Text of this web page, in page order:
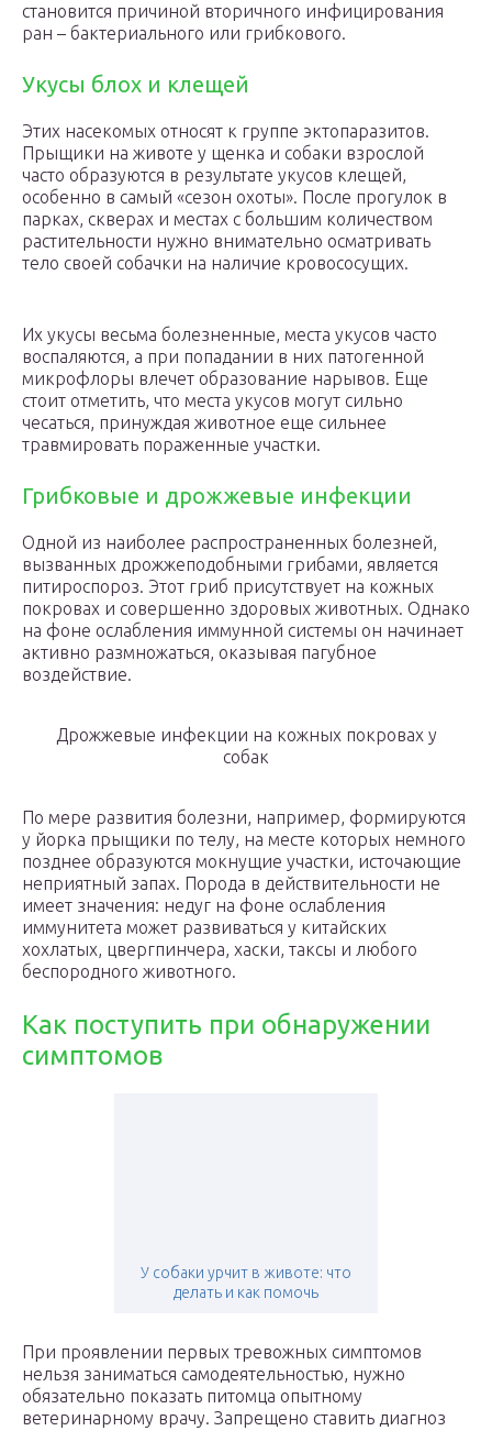
становится причиной вторичного инфицирования
ран – бактериального или грибкового.
Укусы блох и клещей
Этих насекомых относят к группе эктопаразитов.
Прыщики на животе у щенка и собаки взрослой
часто образуются в результате укусов клещей,
особенно в самый «сезон охоты». После прогулок в
парках, скверах и местах с большим количеством
растительности нужно внимательно осматривать
тело своей собачки на наличие кровососущих.
Их укусы весьма болезненные, места укусов часто
воспаляются, а при попадании в них патогенной
микрофлоры влечет образование нарывов. Еще
стоит отметить, что места укусов могут сильно
чесаться, принуждая животное еще сильнее
травмировать пораженные участки.
Грибковые и дрожжевые инфекции
Одной из наиболее распространенных болезней,
вызванных дрожжеподобными грибами, является
питироспороз. Этот гриб присутствует на кожных
покровах и совершенно здоровых животных. Однако
на фоне ослабления иммунной системы он начинает
активно размножаться, оказывая пагубное
воздействие.
Дрожжевые инфекции на кожных покровах у
собак
По мере развития болезни, например, формируются
у йорка прыщики по телу, на месте которых немного
позднее образуются мокнущие участки, источающие
неприятный запах. Порода в действительности не
имеет значения: недуг на фоне ослабления
иммунитета может развиваться у китайских
хохлатых, цвергпинчера, хаски, таксы и любого
беспородного животного.
Как поступить при обнаружении
симптомов
У собаки урчит в животе: что
делать и как помочь
При проявлении первых тревожных симптомов
нельзя заниматься самодеятельностью, нужно
обязательно показать питомца опытному
ветеринарному врачу. Запрещено ставить диагноз